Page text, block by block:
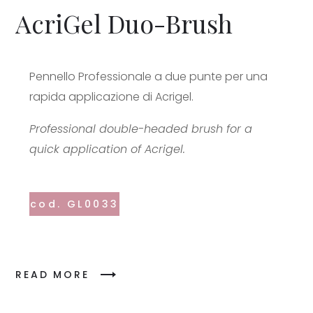
AcriGel Duo-Brush
Pennello Professionale a due punte per una
rapida applicazione di Acrigel.
Professional double-headed brush for a
quick application of Acrigel.
cod. GL0033
READ MORE